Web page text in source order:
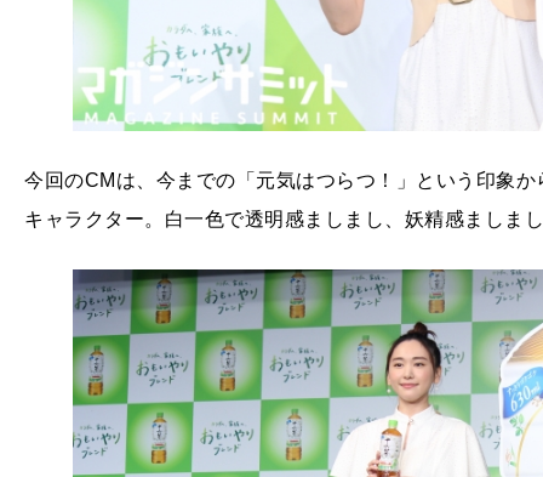
今回のCMは、今までの「元気はつらつ！」という印象
キャラクター。白一色で透明感ましまし、妖精感ましま